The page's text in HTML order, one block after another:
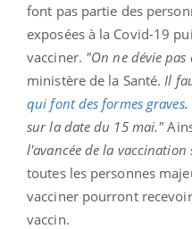
font pas partie des
exposées à la Covid-19
vacciner. "On ne dévie
ministère de la Santé. Il
qui font des formes graves.
sur la date du 15 mai."
l'avancée de la
toutes les personnes
vacciner pourront
vaccin.